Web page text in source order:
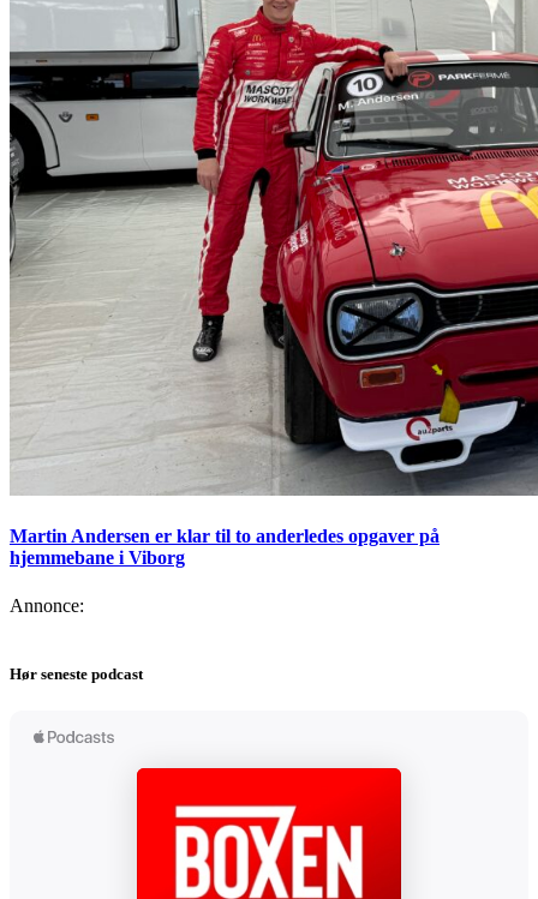
Martin Andersen er klar til to anderledes opgaver på
hjemmebane i Viborg
Annonce:
Hør seneste podcast